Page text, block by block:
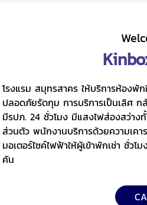
โรงแรม สมุทรสาคร ให้บริการห้องพั
ปลอดภัยรัดกุม การบริการเป็นเลิศ ก
มีรปภ. 24 ชั่วโมง มีแสงไฟส่องสว่า
ส่วนตัว พนักงานบริการด้วยความเค
มอเตอร์ไซค์ไฟฟ้าให้ผู้เข้าพักเช่า ชั่ว
คัน